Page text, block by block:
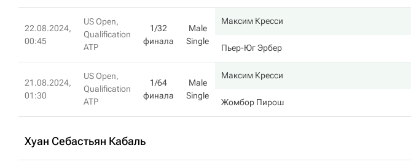
22.08.2024,
00:45
US Open,
Qualification
ATP
1/32
финала
Male
Single
Максим Кресси
Пьер-Юг Эрбер
21.08.2024,
01:30
US Open,
Qualification
ATP
1/64
финала
Male
Single
Максим Кресси
Жомбор Пирош
Хуан Себастьян Кабаль